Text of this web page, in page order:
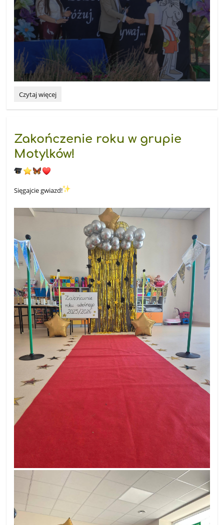
„Złap
żagle
Podróżuj,
śnij,
odkrywaj!”
Mark
:
Czytaj więcej
Zakończenie roku w grupie
Motylków!
Sięgajcie gwiazd!